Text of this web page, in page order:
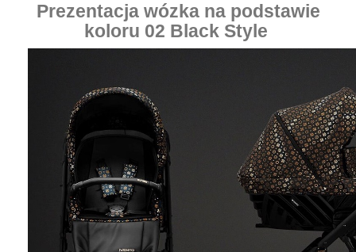
Prezentacja wózka na podstawie
koloru 02 Black Style